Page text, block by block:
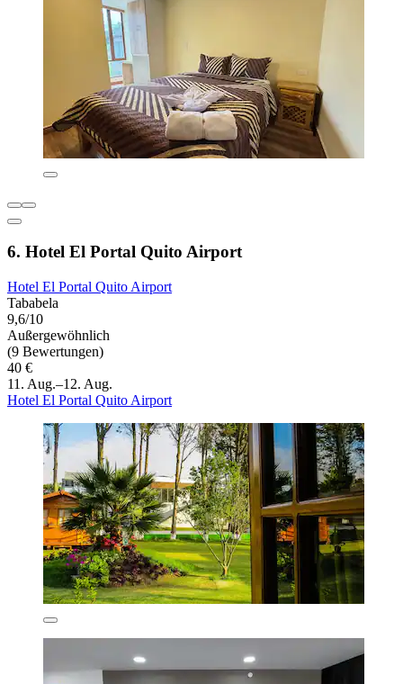
6. Hotel El Portal Quito Airport
Hotel El Portal Quito Airport
Tababela
9,6/10
Außergewöhnlich
(9 Bewertungen)
40 €
11. Aug.–12. Aug.
Hotel El Portal Quito Airport